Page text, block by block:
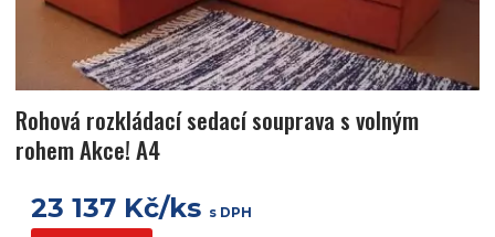
Rohová rozkládací sedací souprava s volným
rohem Akce! A4
23 137 Kč/ks s DPH